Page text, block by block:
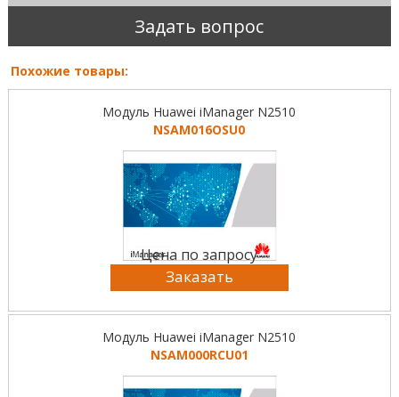
Задать вопрос
Похожие товары:
Модуль Huawei iManager N2510
NSAM016OSU0
Цена по запросу
Заказать
Модуль Huawei iManager N2510
NSAM000RCU01